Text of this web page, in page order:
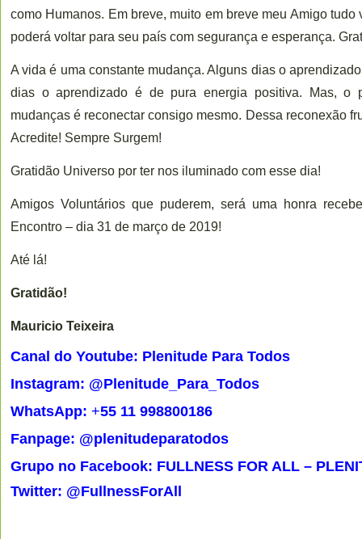
como Humanos. Em breve, muito em breve meu Amigo tudo
poderá voltar para seu país com segurança e esperança.
A vida é uma constante mudança. Alguns dias o
dias o aprendizado é de pura energia positiva. Mas, o
mudanças é reconectar consigo mesmo. Dessa reconexão
Acredite! Sempre Surgem!
Gratidão Universo por ter nos iluminado com esse dia!
Amigos Voluntários que puderem, será uma honra
Encontro – dia 31 de março de 2019!
Até lá!
Gratidão!
Mauricio Teixeira
Canal do Youtube: Plenitude Para Todos
Instagram: @Plenitude_Para_Todos
WhatsApp: +55 11 998800186
Fanpage: @plenitudeparatodos
Grupo no Facebook: FULLNESS FOR ALL –
Twitter: @FullnessForAll